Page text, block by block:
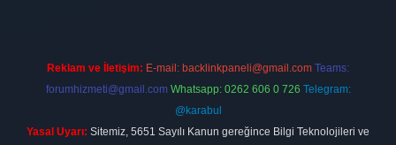
Reklam ve İletişim: E-mail: backlinkpaneli@gmail.com Teams:
forumhizmeti@gmail.com Whatsapp: 0262 606 0 726 Telegram:
@karabul
Yasal Uyarı: Sitemiz, 5651 Sayılı Kanun gereğince Bilgi Teknolojileri ve